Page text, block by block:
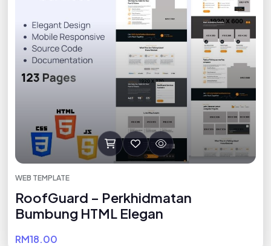
WEB TEMPLATE
RoofGuard – Perkhidmatan
Bumbung HTML Elegan
RM18.00